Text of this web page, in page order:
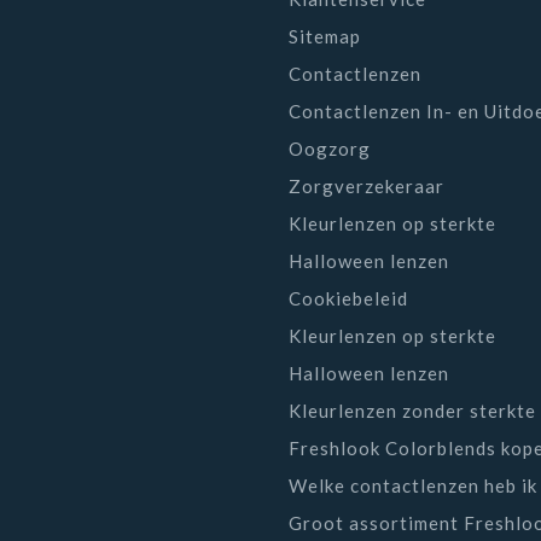
17.00 bereikbaar voor al uw vragen.
BESTELLEN, BESTEL HIER ONLINE UW
. Of het nou gaat om maandlenzen,
breed aanbod verschillende soorten lenzen. Wij hebben
Wilt u online lenzen bestellen? Bestel deze dan eenvoudig
Sitemap
Contactlenzen
Contactlenzen In- en
Oogzorg
Zorgverzekeraar
Kleurlenzen op sterkte
Halloween lenzen
Cookiebeleid
Kleurlenzen op sterkte
Halloween lenzen
Kleurlenzen zonder sterkte
Freshlook Colorblends
Welke contactlenzen heb ik
Groot assortiment